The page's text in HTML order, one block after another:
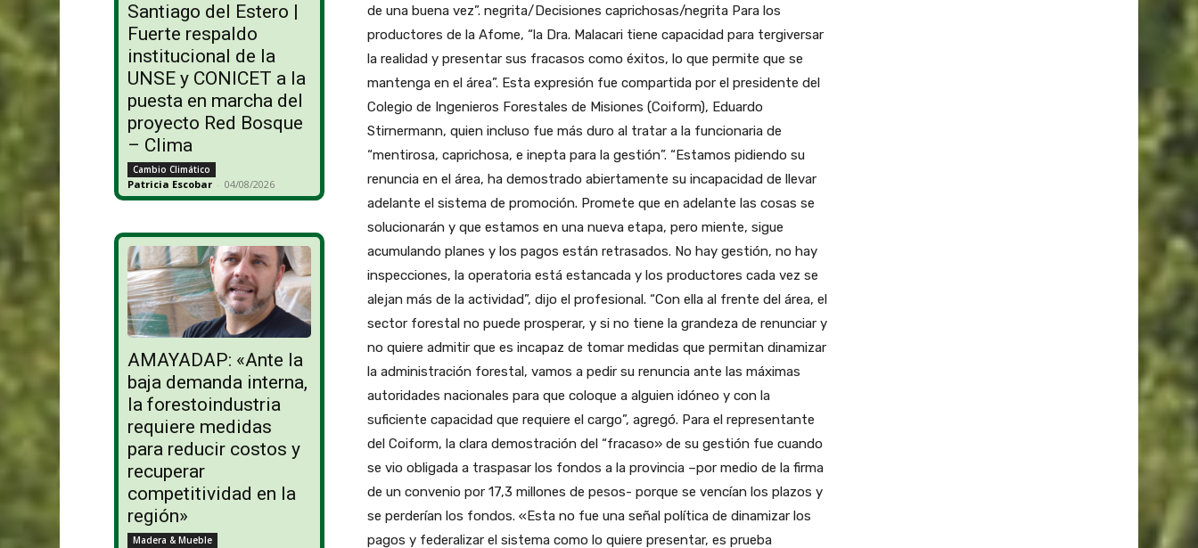
Santiago del Estero |
Fuerte respaldo
institucional de la
UNSE y CONICET a la
puesta en marcha del
proyecto Red Bosque
– Clima
Cambio Climático
Patricia Escobar - 04/08/2026
AMAYADAP: «Ante la
baja demanda interna,
la forestoindustria
requiere medidas
para reducir costos y
recuperar
competitividad en la
región»
Madera & Mueble
de una buena vez”. negrita/Decisiones caprichosas/negrita Para los
productores de la Afome, “la Dra. Malacari tiene capacidad para tergiversar
la realidad y presentar sus fracasos como éxitos, lo que permite que se
mantenga en el área”. Esta expresión fue compartida por el presidente del
Colegio de Ingenieros Forestales de Misiones (Coiform), Eduardo
Stirnermann, quien incluso fue más duro al tratar a la funcionaria de
“mentirosa, caprichosa, e inepta para la gestión”. “Estamos pidiendo su
renuncia en el área, ha demostrado abiertamente su incapacidad de llevar
adelante el sistema de promoción. Promete que en adelante las cosas se
solucionarán y que estamos en una nueva etapa, pero miente, sigue
acumulando planes y los pagos están retrasados. No hay gestión, no hay
inspecciones, la operatoria está estancada y los productores cada vez se
alejan más de la actividad”, dijo el profesional. “Con ella al frente del área, el
sector forestal no puede prosperar, y si no tiene la grandeza de renunciar y
no quiere admitir que es incapaz de tomar medidas que permitan dinamizar
la administración forestal, vamos a pedir su renuncia ante las máximas
autoridades nacionales para que coloque a alguien idóneo y con la
suficiente capacidad que requiere el cargo”, agregó. Para el representante
del Coiform, la clara demostración del “fracaso» de su gestión fue cuando
se vio obligada a traspasar los fondos a la provincia –por medio de la firma
de un convenio por 17,3 millones de pesos- porque se vencían los plazos y
se perderían los fondos. «Esta no fue una señal política de dinamizar los
pagos y federalizar el sistema como lo quiere presentar, es prueba